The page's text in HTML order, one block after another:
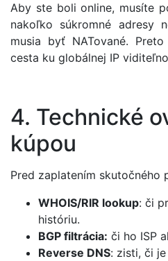
Aby ste boli online, musíte
nakoľko súkromné adresy
musia byť NATované.
cesta ku globálnej IP
4. Technické
kúpou
Pred zaplatením skutočného
WHOIS/RIR lookup: či
históriu.
BGP filtrácia: či ho ISP
Reverse DNS: zisti, či